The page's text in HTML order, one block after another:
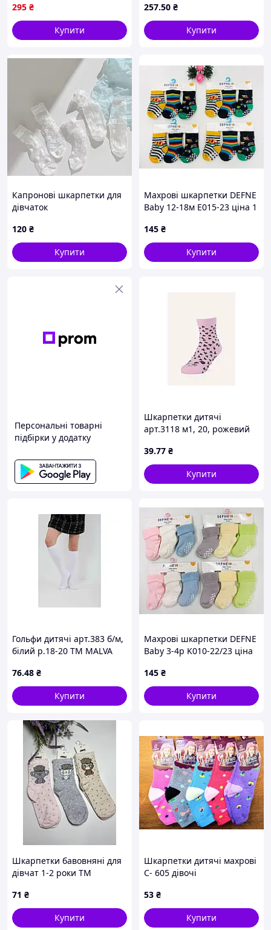
295 ₴
Купити
257.50 ₴
Купити
Капронові шкарпетки для
дівчаток
120 ₴
Купити
Махрові шкарпетки DEFNE
Baby 12-18м E015-23 ціна 1
145 ₴
Купити
Персональні товарні
підбірки у додатку
Шкарпетки дитячі
арт.3118 м1, 20, рожевий
39.77 ₴
Купити
Гольфи дитячі арт.383 б/м,
білий р.18-20 ТМ MALVA
76.48 ₴
Купити
Махрові шкарпетки DEFNE
Baby 3-4р K010-22/23 ціна
145 ₴
Купити
Шкарпетки бавовняні для
дівчат 1-2 роки ТМ
71 ₴
Купити
Шкарпетки дитячі махрові
С- 605 дівочі
53 ₴
Купити